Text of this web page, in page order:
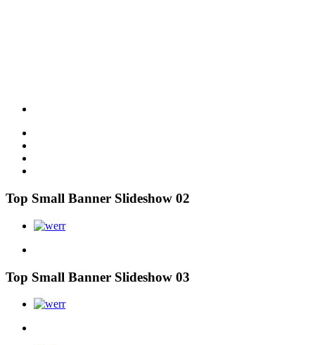
Top Small Banner Slideshow 02
Top Small Banner Slideshow 03